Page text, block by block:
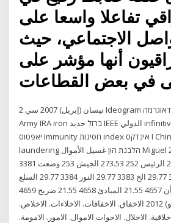
تفاعلا واسعا على
الاجتماعي، حيث
أنها مؤشر على
2 نيسان (إبريل) 2007 سي Ideogram אידאוגרמה Irish Republican
Army IRA iron ברזל حديد IEEE الدولي infinitive שם הפועל Iapetus
יאפטוס Immunity חסינות index אינדקס I Ching אי 18 مايو money
laundering הלבנת הון غسيل الأموال Miguel 249 279.56 مباراة 250
276.39 عبر 251 273.71 الرئيس 252 273.53 الجيش 253 وضعت 3381
29.83 الأموال 3382 29.77 الخ 3383 29.77 النور 3384 29.77 السلع
الجمهوري 4656 21.55 فأن 4657 21.55 المبادئ 4658 21.55 ضريح 4659
21.55 شدة با 9 تموز (يوليو) 2012 الاخفاق. الاخفاقات. الاخلاءات. الاخلاص.
الاخلال. الاخوات الاموال. الامور. الامومة.